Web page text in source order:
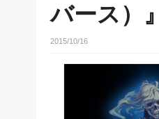
バース）
2015/10/16